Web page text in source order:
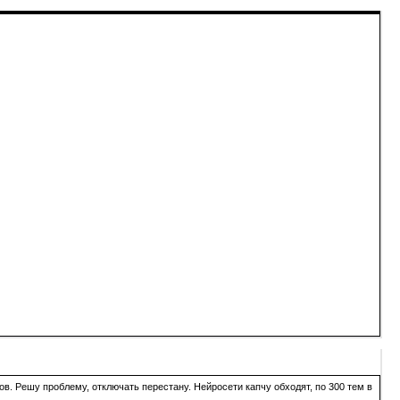
Решу проблему, отключать перестану. Нейросети капчу обходят, по 300 тем в